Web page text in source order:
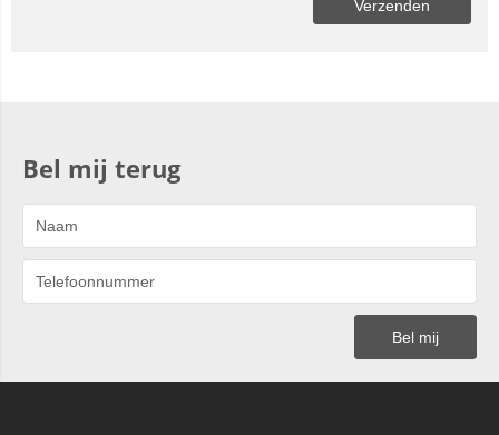
Bel mij terug